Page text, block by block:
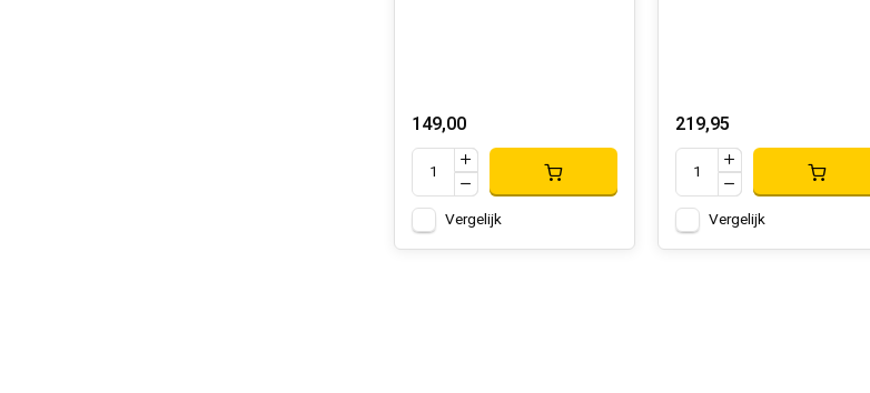
149,00
Vergelijk
219,95
Vergelijk